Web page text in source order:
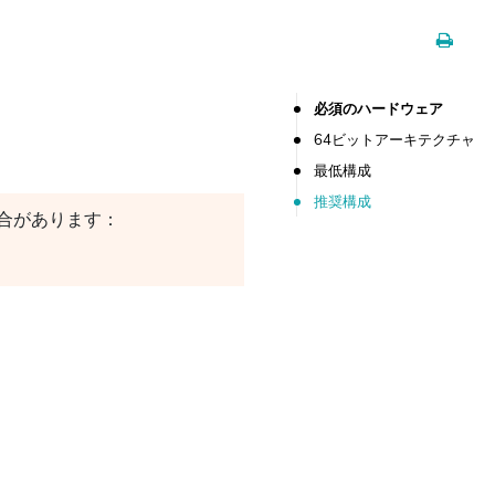
があります：
必須のハードウェア
64ビットアーキテクチャ
最低構成
推奨構成